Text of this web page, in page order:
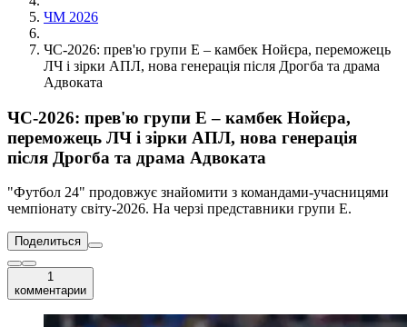
ЧМ 2026
ЧС-2026: прев'ю групи E – камбек Нойєра, переможець
ЛЧ і зірки АПЛ, нова генерація після Дрогба та драма
Адвоката
ЧС-2026: прев'ю групи E – камбек Нойєра,
переможець ЛЧ і зірки АПЛ, нова генерація
після Дрогба та драма Адвоката
"Футбол 24" продовжує знайомити з командами-учасницями
чемпіонату світу-2026. На черзі представники групи E.
Поделиться
1
комментарии